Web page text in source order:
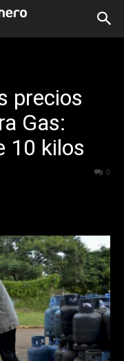
precios
Gas:
10 kilos
0